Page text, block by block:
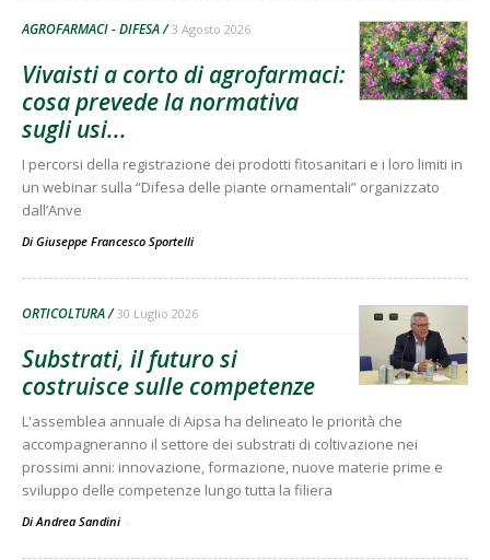
AGROFARMACI - DIFESA 3 Agosto 2026
Vivaisti a corto di agrofarmaci:
cosa prevede la normativa
sugli usi...
I percorsi della registrazione dei prodotti fitosanitari e i loro limiti in
un webinar sulla “Difesa delle piante ornamentali” organizzato
dall’Anve
Di Giuseppe Francesco Sportelli
ORTICOLTURA 30 Luglio 2026
Substrati, il futuro si
costruisce sulle competenze
L'assemblea annuale di Aipsa ha delineato le priorità che
accompagneranno il settore dei substrati di coltivazione nei
prossimi anni: innovazione, formazione, nuove materie prime e
sviluppo delle competenze lungo tutta la filiera
Di Andrea Sandini -